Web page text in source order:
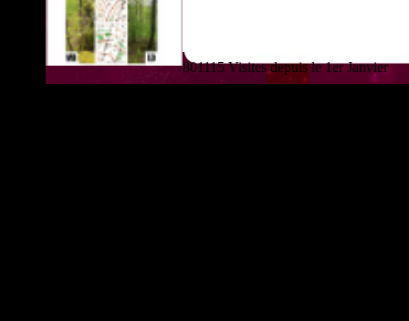
801115 Visites depuis le 1er Janvier